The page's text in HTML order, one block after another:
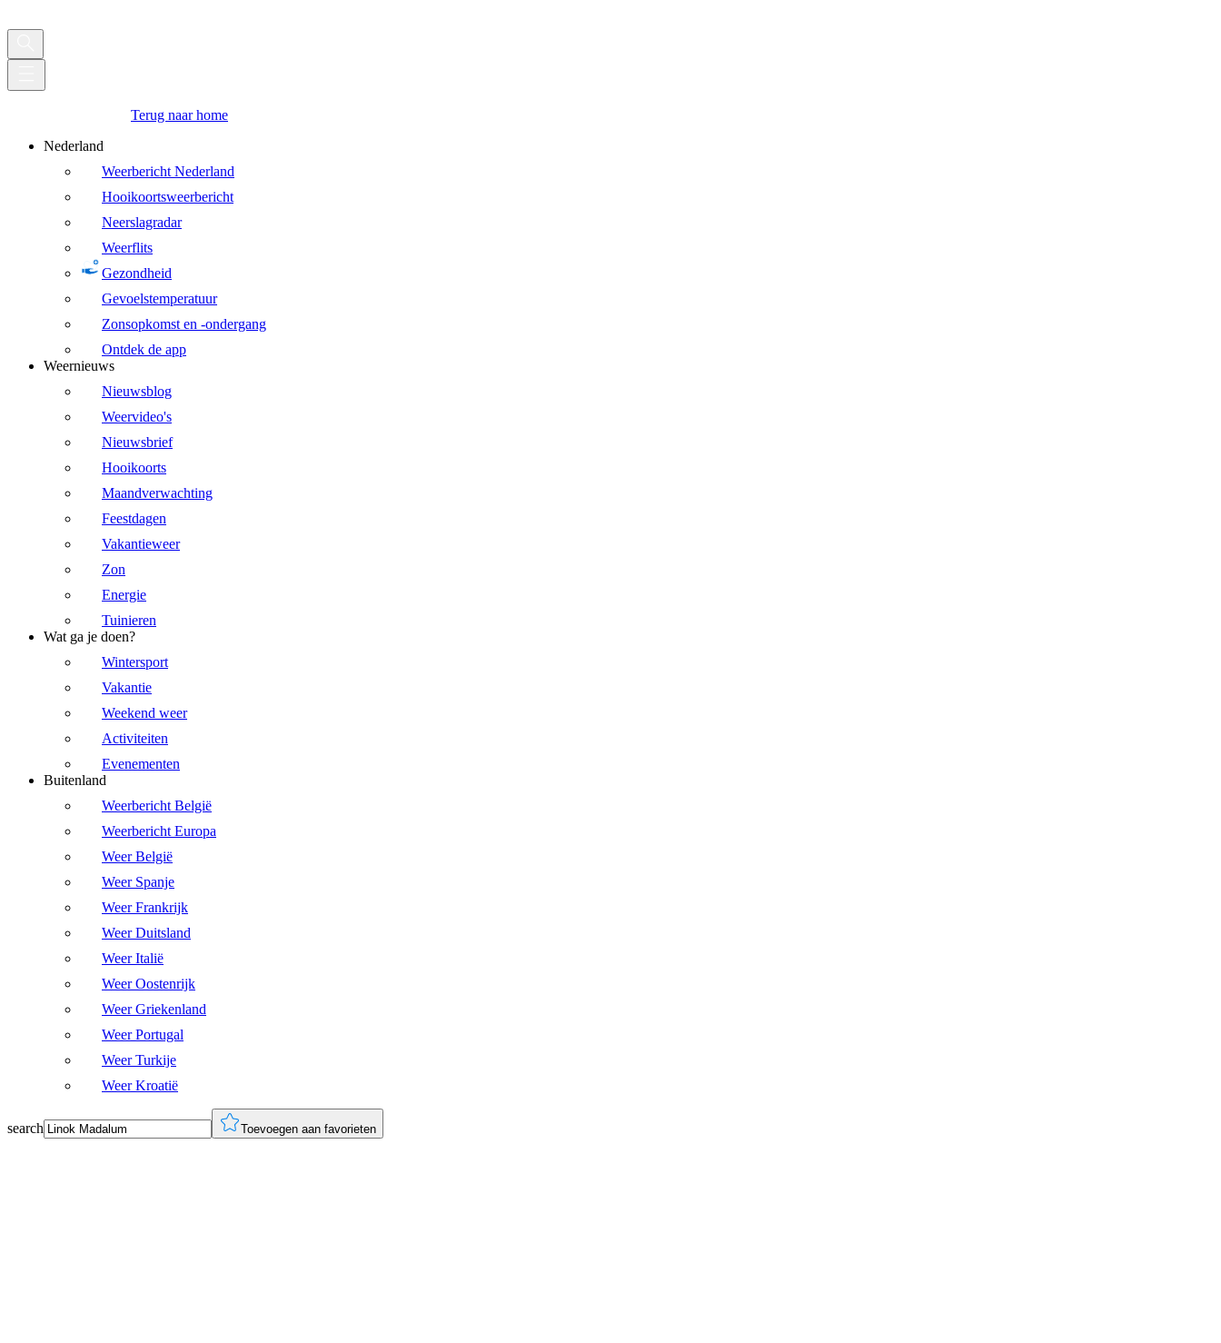
Terug naar home
Nederland
Weerbericht Nederland
Hooikoortsweerbericht
Neerslagradar
Weerflits
Gezondheid
Gevoelstemperatuur
Zonsopkomst en -ondergang
Ontdek de app
Weernieuws
Nieuwsblog
Weervideo's
Nieuwsbrief
Hooikoorts
Maandverwachting
Feestdagen
Vakantieweer
Zon
Energie
Tuinieren
Wat ga je doen?
Wintersport
Vakantie
Weekend weer
Activiteiten
Evenementen
Buitenland
Weerbericht België
Weerbericht Europa
Weer België
Weer Spanje
Weer Frankrijk
Weer Duitsland
Weer Italië
Weer Oostenrijk
Weer Griekenland
Weer Portugal
Weer Turkije
Weer Kroatië
search Toevoegen aan favorieten